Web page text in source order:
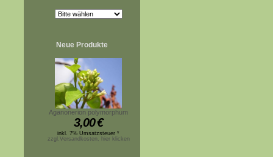
Neue Produkte
Aganonerion polymorphum
3,00€
inkl. 7% Umsatzsteuer *
zzgl.Versandkosten, hier klicken